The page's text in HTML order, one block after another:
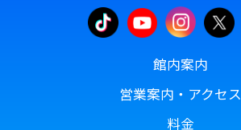
館内案内
営業案内・アクセス
料金